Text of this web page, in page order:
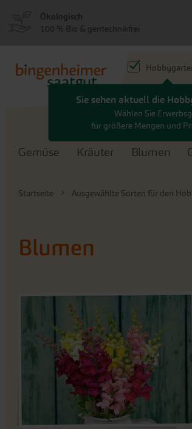
Hauptinhalt
Sie sehen aktuell die
Wählen Sie
für größere Mengen und
Search
Gemüse Kräuter Blumen
Startseite Ausgewählte Sorten für den
Blumen
Ökologisch
100 % Bio & gentechnikfrei